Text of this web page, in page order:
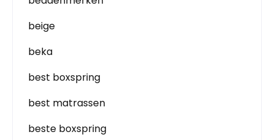
beige
beka
best boxspring
best matrassen
beste boxspring